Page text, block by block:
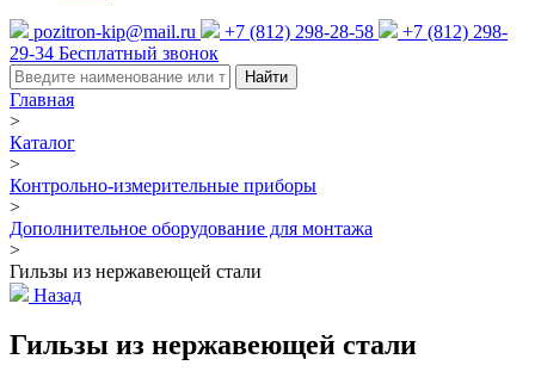
pozitron-kip@mail.ru +7 (812) 298-28-58
+7 (812) 298-
29-34 Бесплатный звонок
Найти
Главная
>
Каталог
>
Контрольно-измерительные приборы
>
Дополнительное оборудование для монтажа
>
Гильзы из нержавеющей стали
Назад
Гильзы из нержавеющей стали